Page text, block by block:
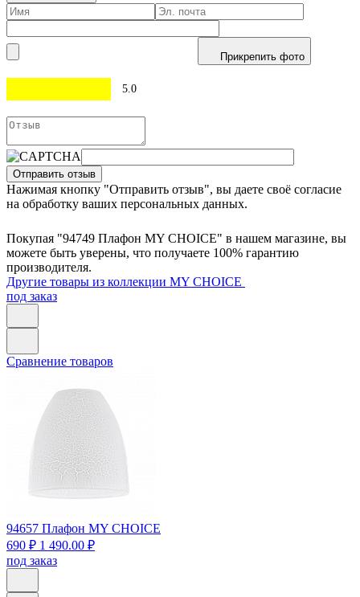
Прикрепить фото
5.0
Отправить отзыв
Нажимая кнопку "Отправить отзыв", вы даете своё согласие
на обработку ваших персональных данных.
Покупая "94749 Плафон MY CHOICE" в нашем магазине, вы
можете быть уверены, что получаете 100% гарантию
производителя.
Другие товары из коллекции MY CHOICE
под заказ
Сравнение товаров
94657 Плафон MY CHOICE
690 ₽ 1 490.00 ₽
под заказ